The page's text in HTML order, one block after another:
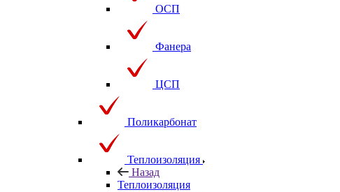
ОСП
Фанера
ЦСП
Поликарбонат
Теплоизоляция
Назад
Теплоизоляция